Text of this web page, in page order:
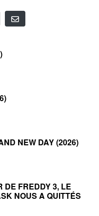
NEW DAY (2026)
DE FREDDY 3, LE
NOUS A QUITTÉS